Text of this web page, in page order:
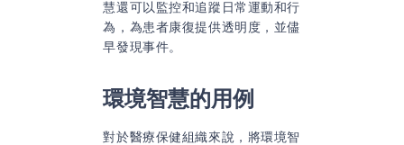
慧還可以監控和追蹤日常運動和行
為，為患者康復提供透明度，並儘
早發現事件。
環境智慧的用例
對於醫療保健組織來說，將環境智